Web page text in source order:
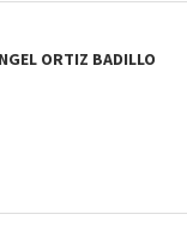
ORTIZ BADILLO